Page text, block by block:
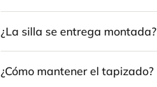
¿La silla se entrega montada?
¿Cómo mantener el tapizado?